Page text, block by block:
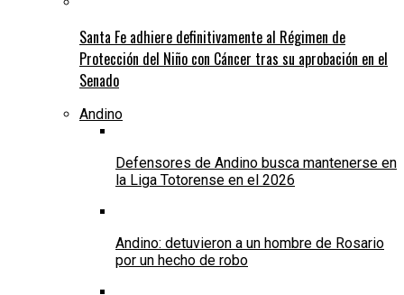
Santa Fe adhiere definitivamente al Régimen de
Protección del Niño con Cáncer tras su aprobación en el
Senado
Andino
Defensores de Andino busca mantenerse en
la Liga Totorense en el 2026
Andino: detuvieron a un hombre de Rosario
por un hecho de robo